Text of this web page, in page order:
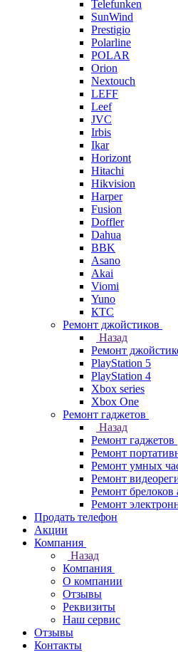
Telefunken
SunWind
Prestigio
Polarline
POLAR
Orion
Nextouch
LEFF
Leef
JVC
Irbis
Ikar
Horizont
Hitachi
Hikvision
Harper
Fusion
Doffler
Dahua
BBK
Asano
Akai
Viomi
Yuno
КТС
Ремонт джойстиков
Назад
Ремонт
PlayStation 5
PlayStation 4
Xbox series
Xbox One
Ремонт гаджетов
Назад
Ремонт гаджетов
Ремонт
Ремонт умных
Ремонт
Ремонт брелоков
Ремонт
Продать телефон
Акции
Компания
Назад
Компания
О компании
Отзывы
Реквизиты
Наш сервис
Отзывы
Контакты